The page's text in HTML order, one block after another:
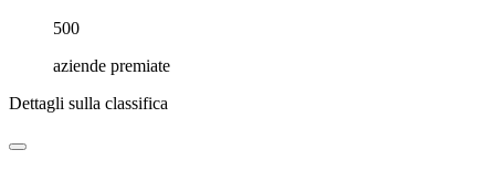
500
aziende premiate
Dettagli sulla classifica